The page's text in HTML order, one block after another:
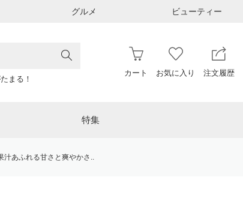
グルメ ビューティー
まる！
カート お気に入り 注文履歴
特集
汁あふれる甘さと爽やかさ..